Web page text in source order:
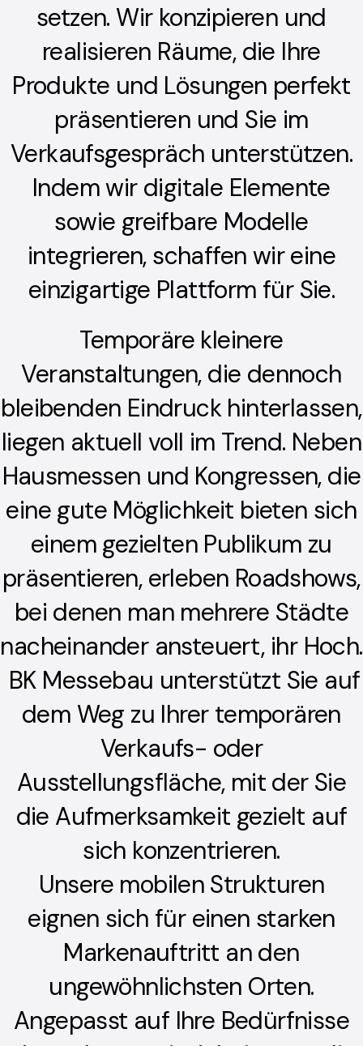
Mietmaterial
Stuhl, Bildschirm oder
Kuchengabel?
setzen. Wir konzipieren und
realisieren Räume, die Ihre
Produkte und Lösungen perfekt
präsentieren und Sie im
Verkaufsgespräch unterstützen.
Indem wir digitale Elemente
sowie greifbare Modelle
integrieren, schaffen wir eine
einzigartige Plattform für Sie.
Temporäre kleinere
Veranstaltungen, die dennoch
bleibenden Eindruck hinterlassen,
liegen aktuell voll im Trend. Neben
Hausmessen und Kongressen, die
eine gute Möglichkeit bieten sich
einem gezielten Publikum zu
präsentieren, erleben Roadshows,
bei denen man mehrere Städte
nacheinander ansteuert, ihr Hoch.
BK Messebau unterstützt Sie auf
dem Weg zu Ihrer temporären
Verkaufs- oder
Ausstellungsfläche, mit der Sie
die Aufmerksamkeit gezielt auf
sich konzentrieren.
Unsere mobilen Strukturen
eignen sich für einen starken
Markenauftritt an den
ungewöhnlichsten Orten.
Angepasst auf Ihre Bedürfnisse